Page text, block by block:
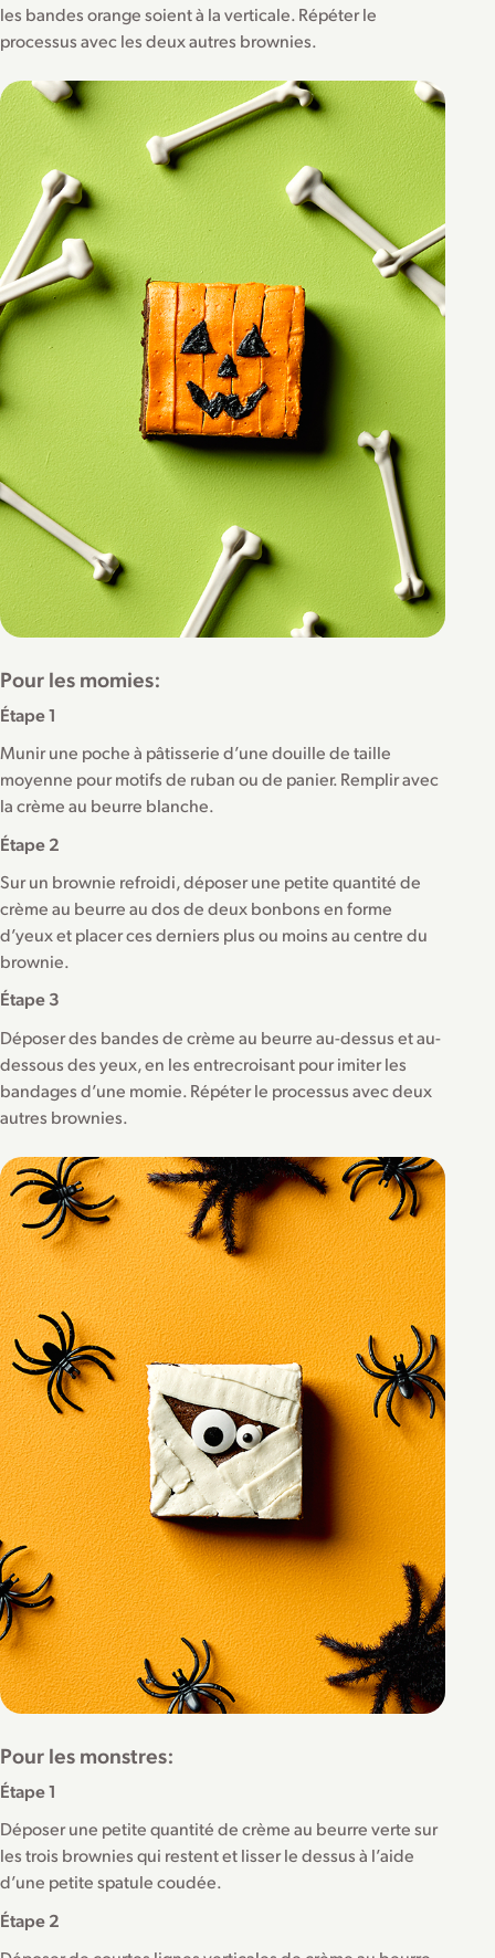
les bandes orange soient à la verticale. Répéter le
processus avec les deux autres brownies.
Pour les momies:
Étape 1
Munir une poche à pâtisserie d’une douille de taille
moyenne pour motifs de ruban ou de panier. Remplir avec
la crème au beurre blanche.
Étape 2
Sur un brownie refroidi, déposer une petite quantité de
crème au beurre au dos de deux bonbons en forme
d’yeux et placer ces derniers plus ou moins au centre du
brownie.
Étape 3
Déposer des bandes de crème au beurre au-dessus et au-
dessous des yeux, en les entrecroisant pour imiter les
bandages d’une momie. Répéter le processus avec deux
autres brownies.
Pour les monstres:
Étape 1
Déposer une petite quantité de crème au beurre verte sur
les trois brownies qui restent et lisser le dessus à l’aide
d’une petite spatule coudée.
Étape 2